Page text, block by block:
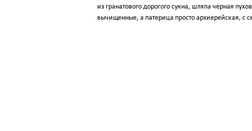
из гранатового дорогого сукна, шляпа черная
вычищенные, а патерица просто архиерейская, с